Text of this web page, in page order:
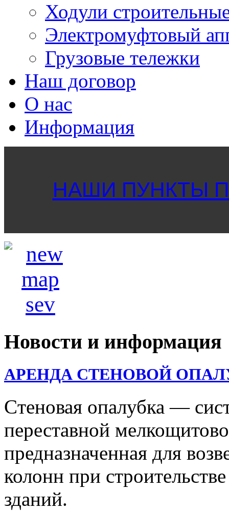
Ходули
Электромуфтовый
Грузовые тележки
Наш договор
О нас
Информация
НАШИ ПУНКТЫ
Новости и информация
АРЕНДА СТЕНОВОЙ
Cтеновая опалубка —
переставной
предназначенная для
колонн при
зданий.